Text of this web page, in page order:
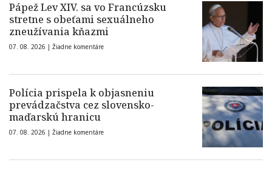
Pápež Lev XIV. sa vo Francúzsku
stretne s obeťami sexuálneho
zneužívania kňazmi
07. 08. 2026 | Žiadne komentáre
Polícia prispela k objasneniu
prevádzačstva cez slovensko-
maďarskú hranicu
07. 08. 2026 | Žiadne komentáre